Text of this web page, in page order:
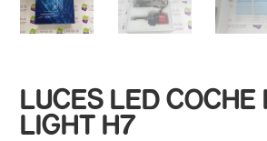
LUCES LED COCHE
LIGHT H7